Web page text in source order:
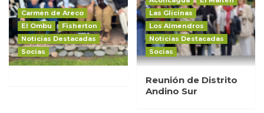
Carmen de Areco
El Ombu
Fisherton
Noticias Destacadas
Socias
Las Glicinas
Los Almendros
Noticias Destacadas
Socias
Reunión de Distrito
Andino Sur